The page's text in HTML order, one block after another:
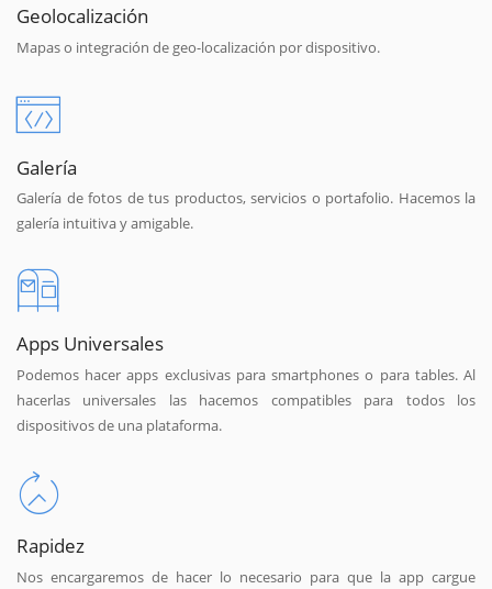
Geolocalización
Mapas o integración de geo-localización por dispositivo.
Galería
Galería de fotos de tus productos, servicios o portafolio. Hacemos la
galería intuitiva y amigable.
Apps Universales
Podemos hacer apps exclusivas para smartphones o para tables. Al
hacerlas universales las hacemos compatibles para todos los
dispositivos de una plataforma.
Rapidez
Nos encargaremos de hacer lo necesario para que la app cargue